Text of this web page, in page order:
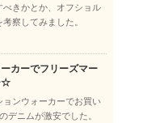
べきかとか、オフショル
察してみました。
カーでフリーズマー
☆
ョンウォーカーでお買い
デニムが激安でした。